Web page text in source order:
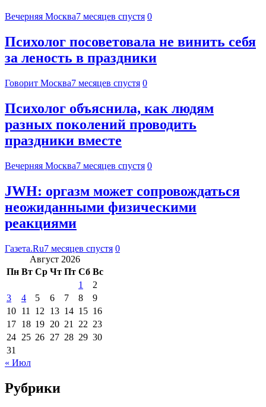
Вечерняя Москва7 месяцев спустя 0
Психолог посоветовала не винить себя
за леность в праздники
Говорит Москва7 месяцев спустя 0
Психолог объяснила, как людям
разных поколений проводить
праздники вместе
Вечерняя Москва7 месяцев спустя 0
JWH: оргазм может сопровождаться
неожиданными физическими
реакциями
Газета.Ru7 месяцев спустя 0
Август 2026
Пн Вт Ср Чт Пт Сб Вс
1
2
3
4 5 6 7 8
9
10 11 12 13 14 15 16
17 18 19 20 21 22 23
24 25 26 27 28 29 30
31
« Июл
Рубрики